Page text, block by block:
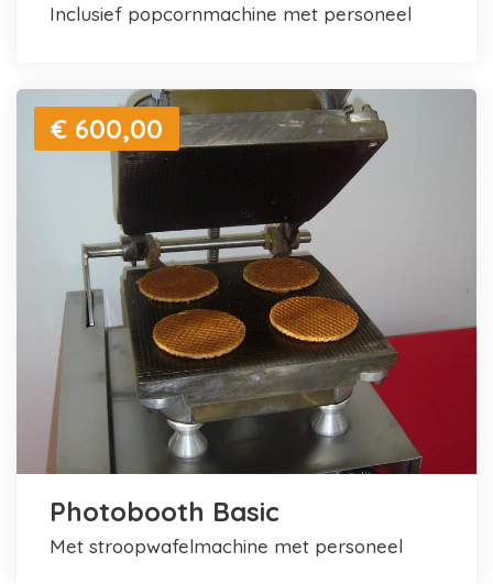
inclusief popcornmachine met personeel
€ 600,00
Photobooth Basic
met stroopwafelmachine met personeel